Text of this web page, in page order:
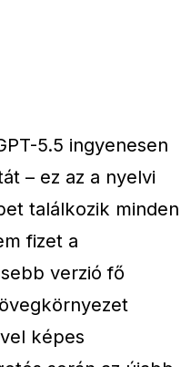
5.5 ingyenesen
– ez az a nyelvi
találkozik minden
fizet a
verzió fő
képes